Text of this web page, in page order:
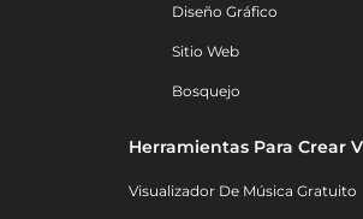
Diseño Gráfico
Sitio Web
Bosquejo
Herramientas Para Crear
Visualizador De Música Gratuito